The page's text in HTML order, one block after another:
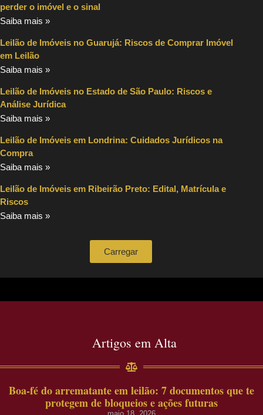
perder o imóvel e o sinal
Saiba mais »
Leilão de Imóveis no Guarujá: Riscos de Comprar Imóvel
em Leilão
Saiba mais »
Leilão de Imóveis no Estado de São Paulo: Riscos e
Análise Jurídica
Saiba mais »
Leilão de Imóveis em Londrina: Cuidados Jurídicos na
Compra
Saiba mais »
Leilão de Imóveis em Ribeirão Preto: Edital, Matrícula e
Riscos
Saiba mais »
Carregar
Artigos em Alta
Boa-fé do arrematante em leilão: 7 documentos que te
protegem de bloqueios e ações futuras